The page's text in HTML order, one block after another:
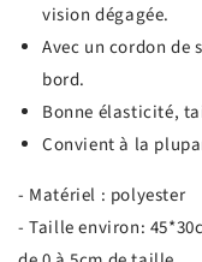
vision dégagée.
Avec un cordon de
bord.
Bonne élasticité,
Convient à la
- Matériel : polyester
- Taille environ: